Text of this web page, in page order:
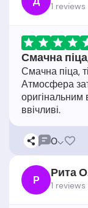
1 reviews
Смачна
Смачна піца,
Атмосфера
оригінальним
0
Р Рита
1 reviews